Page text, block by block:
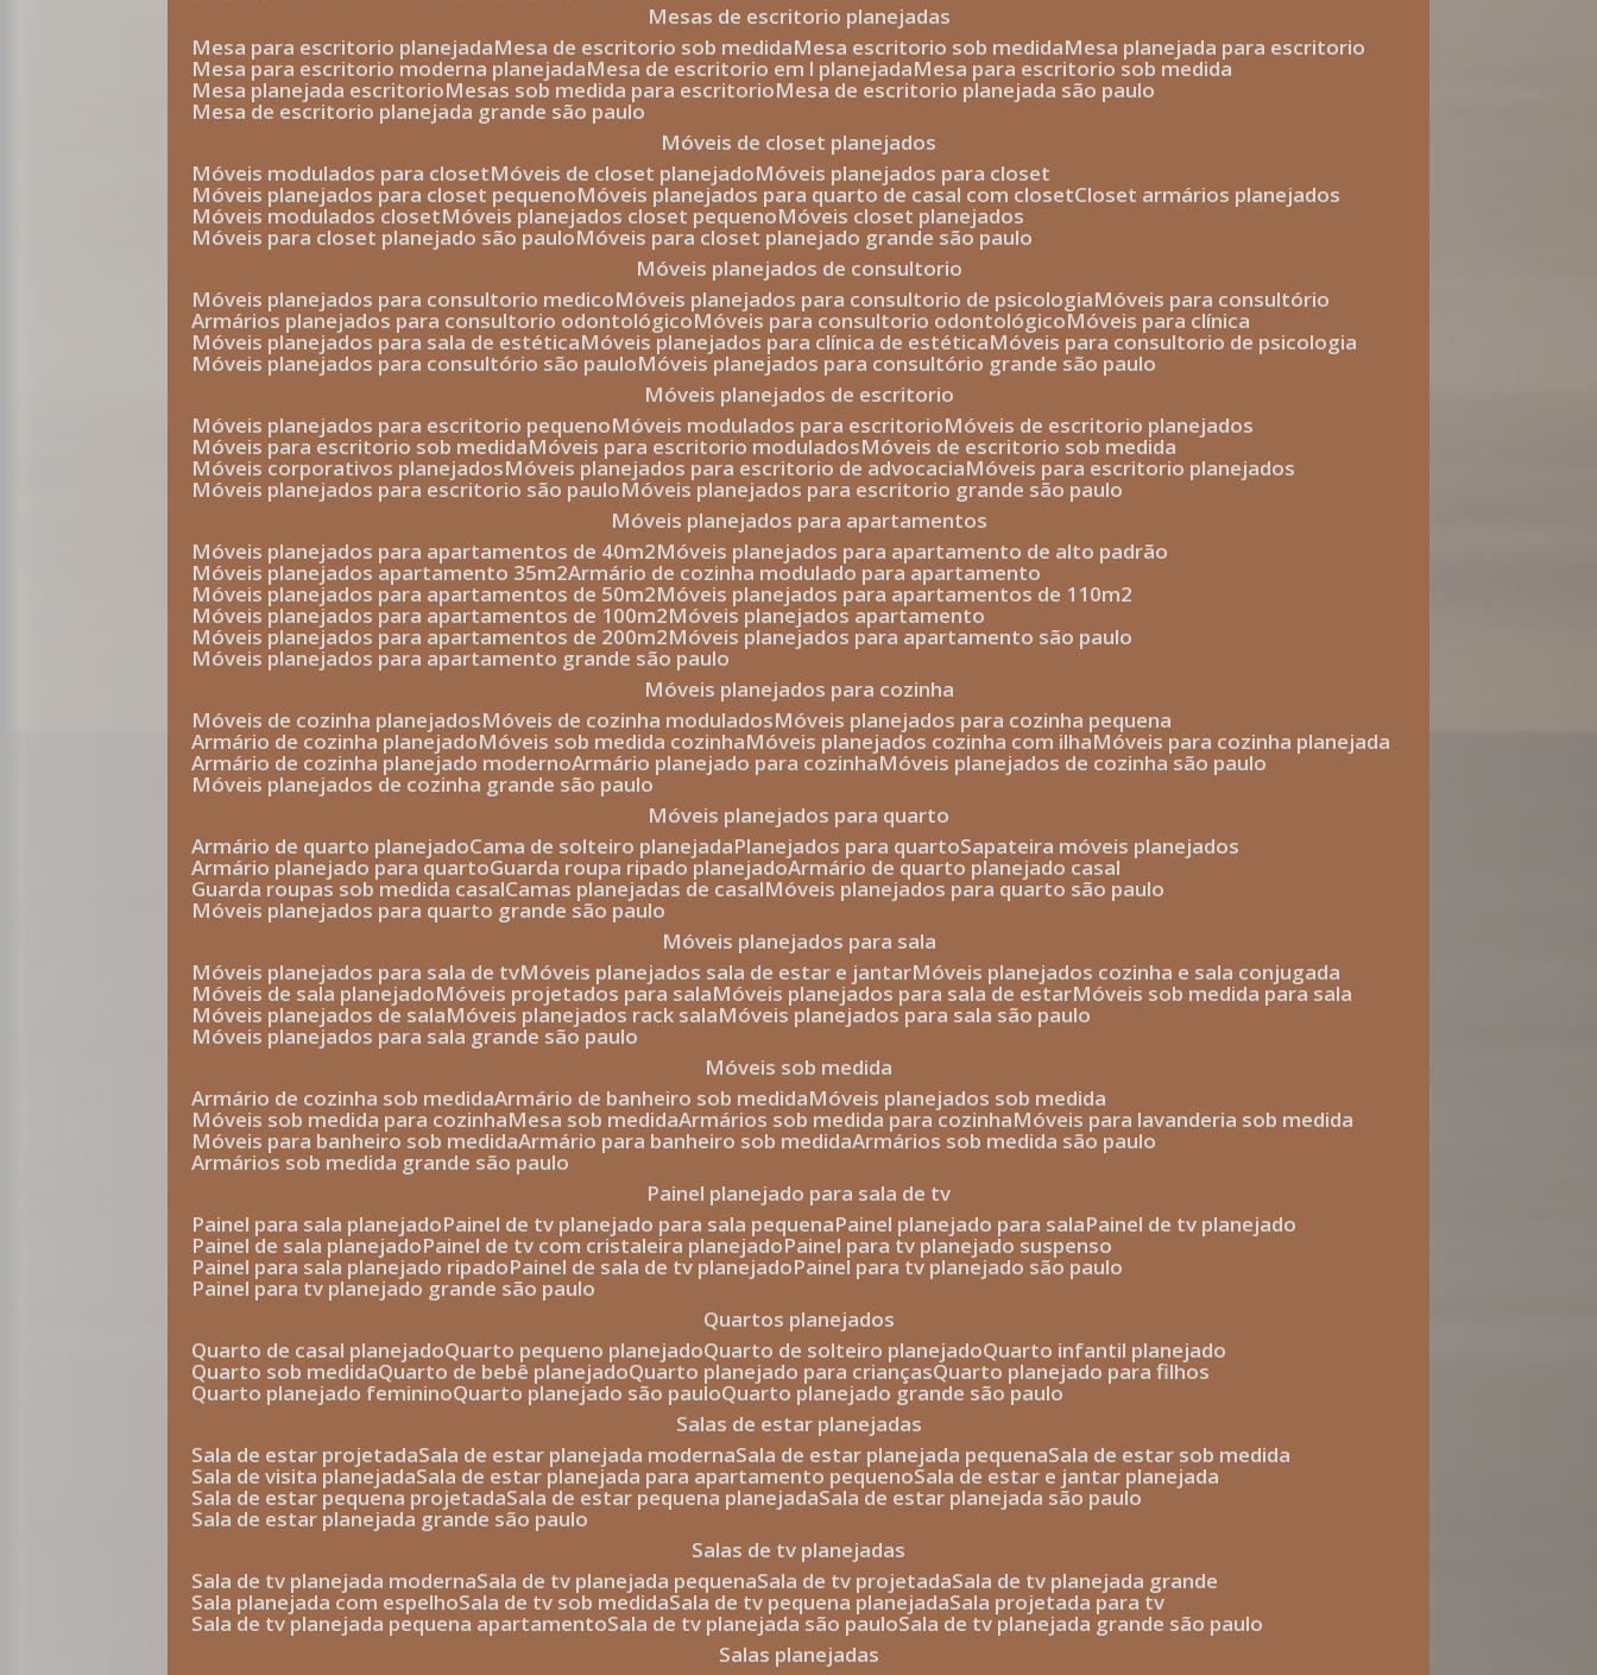
mesas de escritorio planejadas
mesa para escritorio planejada
mesa de escritorio sob medida mesa escritorio sob medida mesa planejada para escritorio
mesa para escritorio moderna planejada mesa de escritorio em l planejada mesa para escritorio sob medida
mesa planejada escritorio mesas sob medida para escritorio mesa de escritorio planejada são paulo
mesa de escritorio planejada grande são paulo
móveis de closet planejados
móveis modulados para closet
móveis de closet planejado móveis planejados para closet
móveis planejados para closet pequeno móveis planejados para quarto de casal com closet closet armários planejados
móveis modulados closet móveis planejados closet pequeno móveis closet planejados
móveis para closet planejado são paulo
móveis para closet planejado grande são paulo
móveis planejados de consultorio
móveis planejados para consultorio medico
móveis planejados para consultorio de psicologia móveis para consultório
armários planejados para consultorio odontológico móveis para consultorio odontológico móveis para clínica
móveis planejados para sala de estética móveis planejados para clínica de estética móveis para consultorio de psicologia
móveis planejados para consultório são paulo
móveis planejados para consultório grande são paulo
móveis planejados de escritorio
móveis planejados para escritorio pequeno
móveis modulados para escritorio móveis de escritorio planejados
móveis para escritorio sob medida móveis para escritorio modulados móveis de escritorio sob medida
móveis corporativos planejados móveis planejados para escritorio de advocacia móveis para escritorio planejados
móveis planejados para escritorio são paulo
móveis planejados para escritorio grande são paulo
móveis planejados para apartamentos
móveis planejados para apartamentos de 40m2
móveis planejados para apartamento de alto padrão
móveis planejados apartamento 35m2 armário de cozinha modulado para apartamento
móveis planejados para apartamentos de 50m2 móveis planejados para apartamentos de 110m2
móveis planejados para apartamentos de 100m2 móveis planejados apartamento
móveis planejados para apartamentos de 200m2 móveis planejados para apartamento são paulo
móveis planejados para apartamento grande são paulo
móveis planejados para cozinha
móveis de cozinha planejados
móveis de cozinha modulados móveis planejados para cozinha pequena
armário de cozinha planejado móveis sob medida cozinha móveis planejados cozinha com ilha móveis para cozinha planejada
armário de cozinha planejado moderno armário planejado para cozinha móveis planejados de cozinha são paulo
móveis planejados de cozinha grande são paulo
móveis planejados para quarto
armário de quarto planejado cama de solteiro planejada planejados para quarto sapateira móveis planejados
armário planejado para quarto guarda roupa ripado planejado armário de quarto planejado casal
guarda roupas sob medida casal camas planejadas de casal móveis planejados para quarto são paulo
móveis planejados para quarto grande são paulo
móveis planejados para sala
móveis planejados para sala de tv
móveis planejados sala de estar e jantar móveis planejados cozinha e sala conjugada
móveis de sala planejado móveis projetados para sala móveis planejados para sala de estar móveis sob medida para sala
móveis planejados de sala móveis planejados rack sala móveis planejados para sala são paulo
móveis planejados para sala grande são paulo
móveis sob medida
armário de cozinha sob medida armário de banheiro sob medida móveis planejados sob medida
móveis sob medida para cozinha mesa sob medida armários sob medida para cozinha móveis para lavanderia sob medida
móveis para banheiro sob medida armário para banheiro sob medida armários sob medida são paulo
armários sob medida grande são paulo
painel planejado para sala de tv
painel para sala planejado painel de tv planejado para sala pequena painel planejado para sala painel de tv planejado
painel de sala planejado painel de tv com cristaleira planejado painel para tv planejado suspenso
painel para sala planejado ripado painel de sala de tv planejado painel para tv planejado são paulo
painel para tv planejado grande são paulo
quartos planejados
quarto de casal planejado
quarto pequeno planejado quarto de solteiro planejado quarto infantil planejado
quarto sob medida quarto de bebê planejado quarto planejado para crianças quarto planejado para filhos
quarto planejado feminino quarto planejado são paulo
quarto planejado grande são paulo
salas de estar planejadas
sala de estar projetada sala de estar planejada moderna sala de estar planejada pequena sala de estar sob medida
sala de visita planejada sala de estar planejada para apartamento pequeno sala de estar e jantar planejada
sala de estar pequena projetada sala de estar pequena planejada sala de estar planejada são paulo
sala de estar planejada grande são paulo
salas de tv planejadas
sala de tv planejada moderna sala de tv planejada pequena sala de tv projetada sala de tv planejada grande
sala planejada com espelho sala de tv sob medida sala de tv pequena planejada sala projetada para tv
sala de tv planejada pequena apartamento sala de tv planejada são paulo sala de tv planejada grande são paulo
salas planejadas